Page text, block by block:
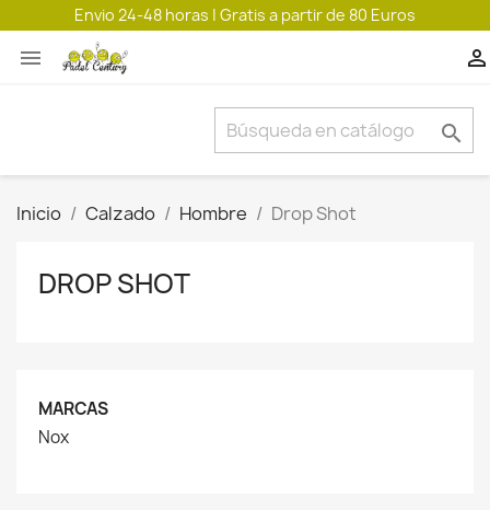
Envio 24-48 horas | Gratis a partir de 80 Euros
 

Inicio Calzado Hombre Drop Shot
DROP SHOT
MARCAS
Nox